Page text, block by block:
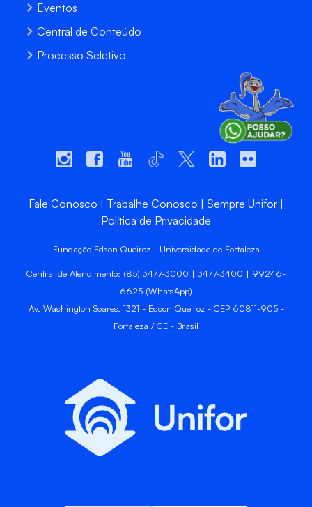
Eventos
Central de Conteúdo
Processo Seletivo
Fale Conosco Trabalhe Conosco
Sempre Unifor
Política de Privacidade
Fundação Edson Queiroz | Universidade de Fortaleza
Central de Atendimento: (85) 3477-3000 | 3477-3400 | 99246-
6625 (WhatsApp)
Av. Washington Soares, 1321 - Edson Queiroz - CEP 60811-905 -
Fortaleza / CE - Brasil